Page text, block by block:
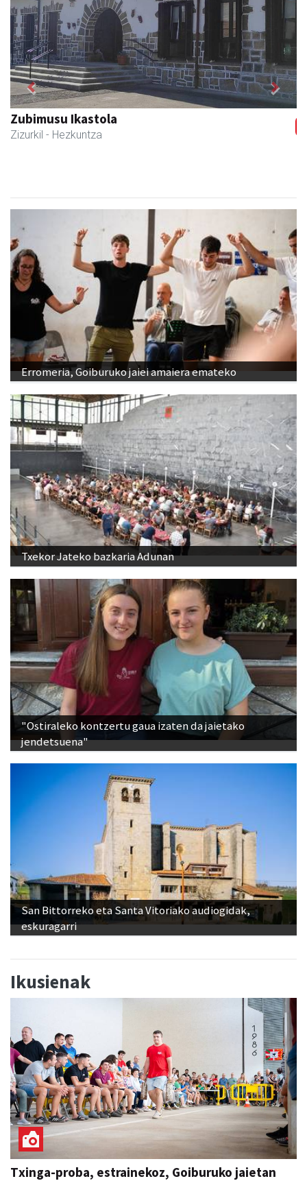
Previous
Erromeria, Goiburuko jaiei amaiera emateko
Txekor Jateko bazkaria Adunan
"Ostiraleko kontzertu gaua izaten da jaietako
jendetsuena"
San Bittorreko eta Santa Vitoriako audiogidak,
eskuragarri